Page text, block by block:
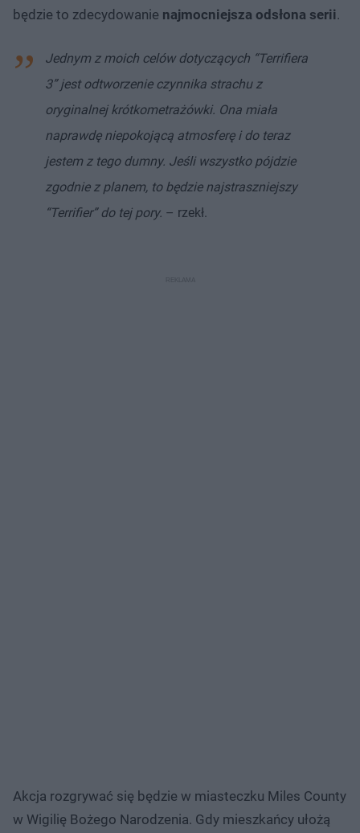
będzie to zdecydowanie najmocniejsza odsłona serii.
Jednym z moich celów dotyczących “Terrifiera
3” jest odtworzenie czynnika strachu z
oryginalnej krótkometrażówki. Ona miała
naprawdę niepokojącą atmosferę i do teraz
jestem z tego dumny. Jeśli wszystko pójdzie
zgodnie z planem, to będzie najstraszniejszy
“Terrifier” do tej pory. – rzekł.
Akcja rozgrywać się będzie w miasteczku Miles County
w Wigilię Bożego Narodzenia. Gdy mieszkańcy ułożą